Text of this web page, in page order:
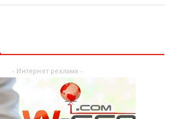
- Интернет реклама -